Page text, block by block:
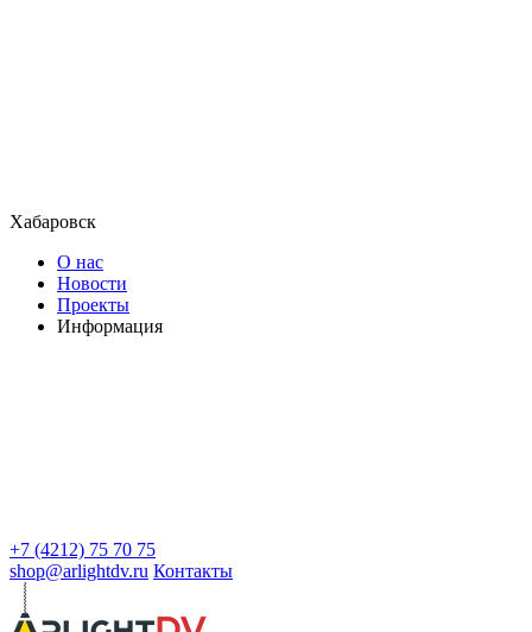
Хабаровск
О нас
Новости
Проекты
Информация
+7 (4212) 75 70 75
shop@arlightdv.ru Контакты